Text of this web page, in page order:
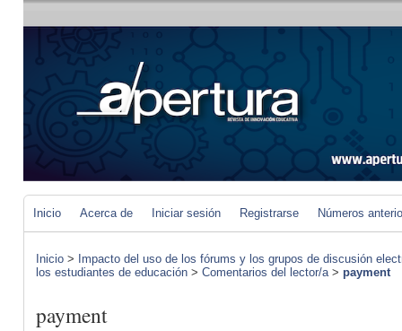
Inicio Acerca de Iniciar sesión Registrarse Números
Inicio > Impacto del uso de los fórums y los grupos de discusión
los estudiantes de educación > Comentarios del lector/a> payment
payment